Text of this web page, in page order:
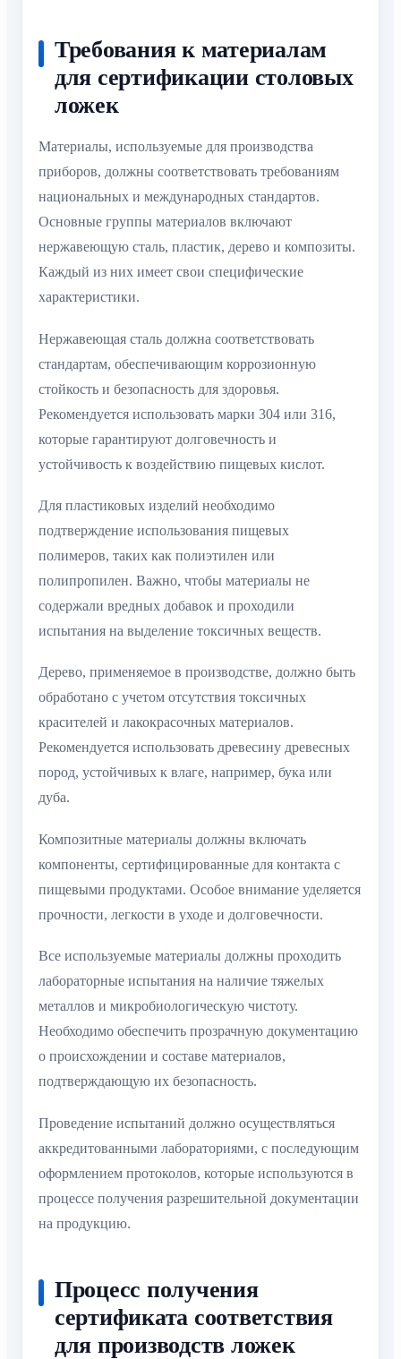
Требования к материалам
для сертификации столовых
ложек
Материалы, используемые для производства
приборов, должны соответствовать требованиям
национальных и международных стандартов.
Основные группы материалов включают
нержавеющую сталь, пластик, дерево и композиты.
Каждый из них имеет свои специфические
характеристики.
Нержавеющая сталь должна соответствовать
стандартам, обеспечивающим коррозионную
стойкость и безопасность для здоровья.
Рекомендуется использовать марки 304 или 316,
которые гарантируют долговечность и
устойчивость к воздействию пищевых кислот.
Для пластиковых изделий необходимо
подтверждение использования пищевых
полимеров, таких как полиэтилен или
полипропилен. Важно, чтобы материалы не
содержали вредных добавок и проходили
испытания на выделение токсичных веществ.
Дерево, применяемое в производстве, должно быть
обработано с учетом отсутствия токсичных
красителей и лакокрасочных материалов.
Рекомендуется использовать древесину древесных
пород, устойчивых к влаге, например, бука или
дуба.
Композитные материалы должны включать
компоненты, сертифицированные для контакта с
пищевыми продуктами. Особое внимание уделяется
прочности, легкости в уходе и долговечности.
Все используемые материалы должны проходить
лабораторные испытания на наличие тяжелых
металлов и микробиологическую чистоту.
Необходимо обеспечить прозрачную документацию
о происхождении и составе материалов,
подтверждающую их безопасность.
Проведение испытаний должно осуществляться
аккредитованными лабораториями, с последующим
оформлением протоколов, которые используются в
процессе получения разрешительной документации
на продукцию.
Процесс получения
сертификата соответствия
для производств ложек